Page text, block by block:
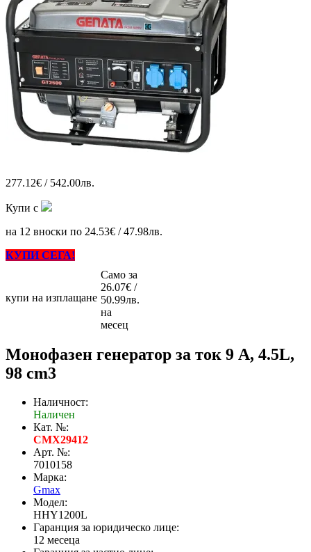
277.12€ / 542.00лв.
Купи с
на 12 вноски по 24.53€ / 47.98лв.
КУПИ СЕГА!
купи на изплащане
Само за
26.07€ /
50.99лв.
на
месец
Монофазен генератор за ток 9 A, 4.5L,
98 cm3
Наличност:
Наличен
Кат. №:
CMX29412
Арт. №:
7010158
Марка:
Gmax
Модел:
HHY1200L
Гаранция за юридическо лице:
12 месеца